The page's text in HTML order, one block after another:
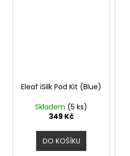
Eleaf iSilk Pod Kit (Blue)
Skladem (5 ks)
349 Kč
DO KOŠÍKU